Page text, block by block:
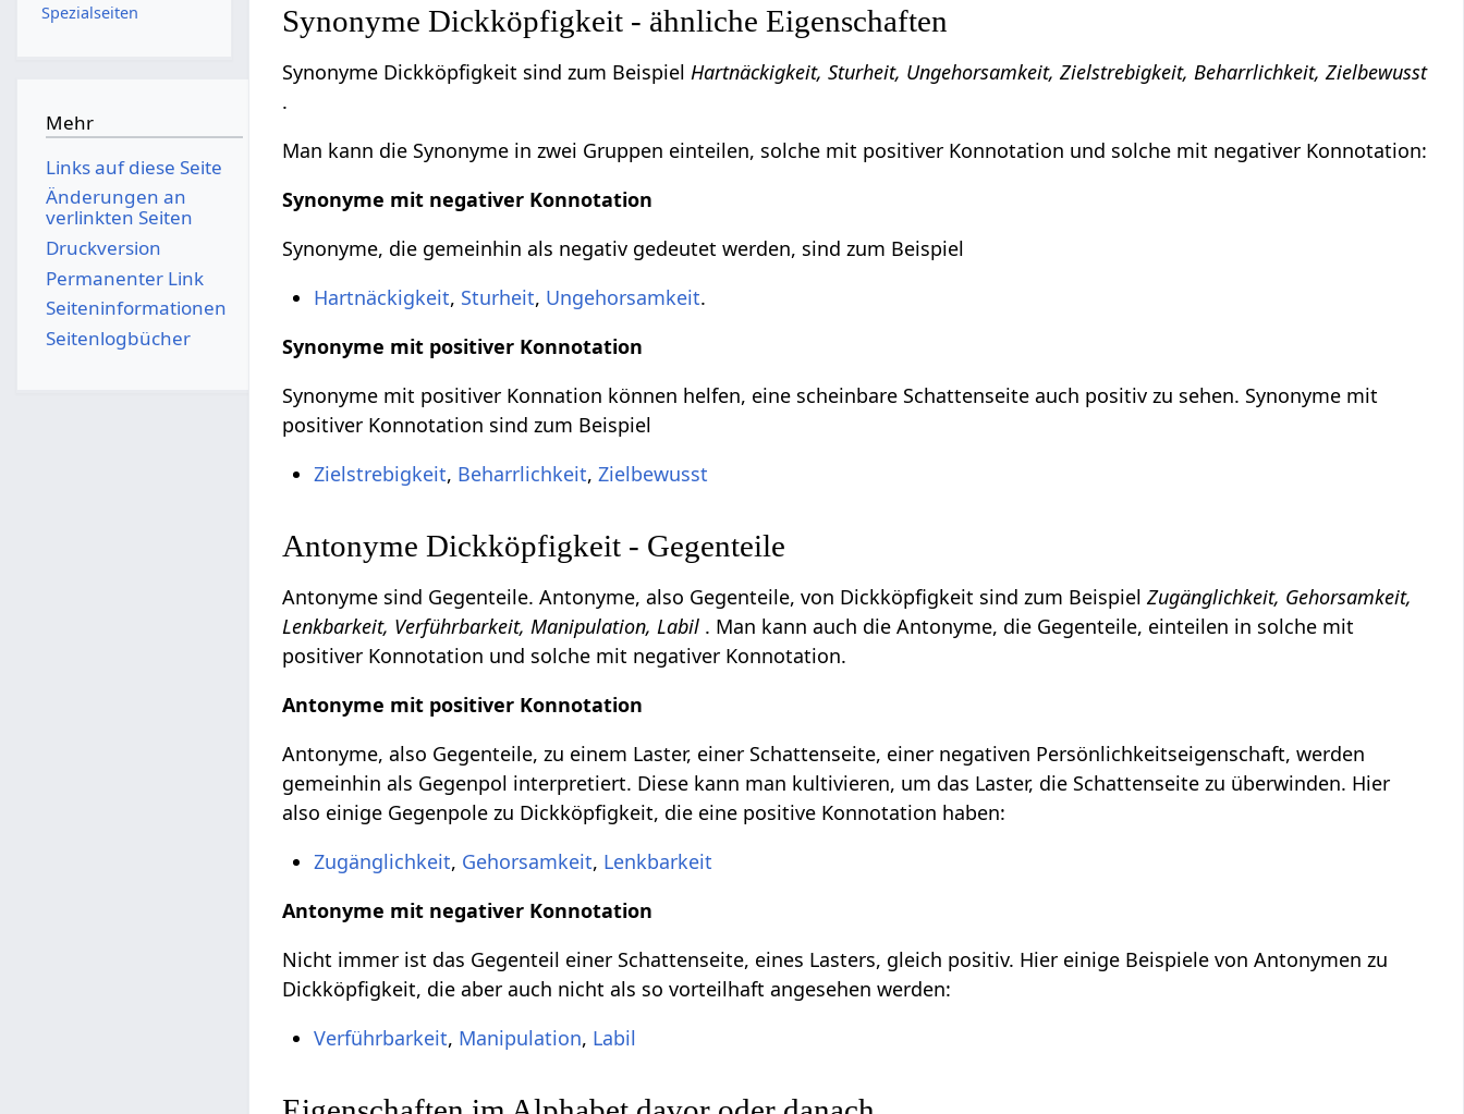
Synonyme Dickköpfigkeit - ähnliche Eigenschaften
Synonyme Dickköpfigkeit sind zum BeispielHartnäckigkeit, Sturheit, Ungehorsamkeit, Zielstrebigkeit, Beharrlichkeit, Zielbewusst
.
Man kann die Synonyme in zwei Gruppen einteilen, solche mit positiver Konnotation und solche mit negativer Konnotation:
Synonyme mit negativer Konnotation
Synonyme, die gemeinhin als negativ gedeutet werden, sind zum Beispiel
Hartnäckigkeit, Sturheit, Ungehorsamkeit.
Synonyme mit positiver Konnotation
Synonyme mit positiver Konnation können helfen, eine scheinbare Schattenseite auch positiv zu sehen. Synonyme mit
positiver Konnotation sind zum Beispiel
Zielstrebigkeit, Beharrlichkeit,Zielbewusst
Antonyme Dickköpfigkeit - Gegenteile
Antonyme sind Gegenteile. Antonyme, also Gegenteile, von Dickköpfigkeit sind zum BeispielZugänglichkeit, Gehorsamkeit,
Lenkbarkeit, Verführbarkeit, Manipulation, Labil . Man kann auch die Antonyme, die Gegenteile, einteilen in solche mit
positiver Konnotation und solche mit negativer Konnotation.
Antonyme mit positiver Konnotation
Antonyme, also Gegenteile, zu einem Laster, einer Schattenseite, einer negativen Persönlichkeitseigenschaft, werden
gemeinhin als Gegenpol interpretiert. Diese kann man kultivieren, um das Laster, die Schattenseite zu überwinden. Hier
also einige Gegenpole zu Dickköpfigkeit, die eine positive Konnotation haben:
Zugänglichkeit, Gehorsamkeit, Lenkbarkeit
Antonyme mit negativer Konnotation
Nicht immer ist das Gegenteil einer Schattenseite, eines Lasters, gleich positiv. Hier einige Beispiele von Antonymen zu
Dickköpfigkeit, die aber auch nicht als so vorteilhaft angesehen werden:
Verführbarkeit, Manipulation, Labil
Spezialseiten
Mehr
Links auf diese Seite
Änderungen an
verlinkten Seiten
Druckversion
Permanenter Link
Seiten­­informationen
Seitenlogbücher